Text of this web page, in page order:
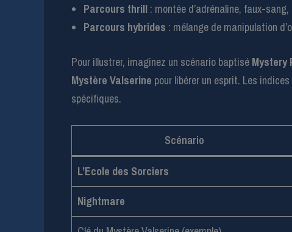
Parcours thrill : montée d’adrénaline, faux-
Parcours hybrides : mélange de manipulation
Pour illustrer, imaginez un scénario baptisé Mystery
Mystère Valserine pour libérer un esprit. Les
spécifiques.
Scénario
L’Ecole des Sorciers
Nightmare